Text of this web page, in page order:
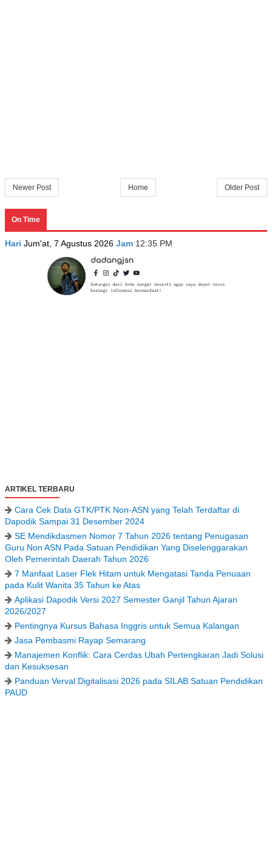
Newer Post Older Post
Home
On Time
Hari Jum'at, 7 Agustus 2026 Jam 12:35 PM
ARTIKEL TERBARU
Cara Cek Data GTK/PTK Non-ASN yang Telah Terdaftar di
Dapodik Sampai 31 Desember 2024
SE Mendikdasmen Nomor 7 Tahun 2026 tentang Penugasan
Guru Non ASN Pada Satuan Pendidikan Yang Diselenggarakan
Oleh Pemerintah Daerah Tahun 2026
7 Manfaat Laser Flek Hitam untuk Mengatasi Tanda Penuaan
pada Kulit Wanita 35 Tahun ke Atas
Aplikasi Dapodik Versi 2027 Semester Ganjil Tahun Ajaran
2026/2027
Pentingnya Kursus Bahasa Inggris untuk Semua Kalangan
Jasa Pembasmi Rayap Semarang
Manajemen Konflik: Cara Cerdas Ubah Pertengkaran Jadi Solusi
dan Kesuksesan
Panduan Verval Digitalisasi 2026 pada SILAB Satuan Pendidikan
PAUD